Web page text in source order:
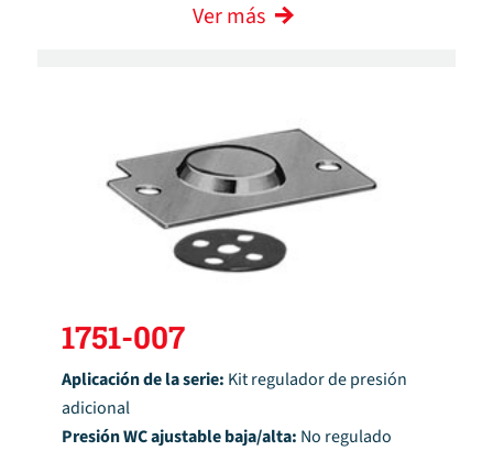
Ver más
1751-007
Aplicación de la serie: Kit regulador de presión
adicional
Presión WC ajustable baja/alta: No regulado